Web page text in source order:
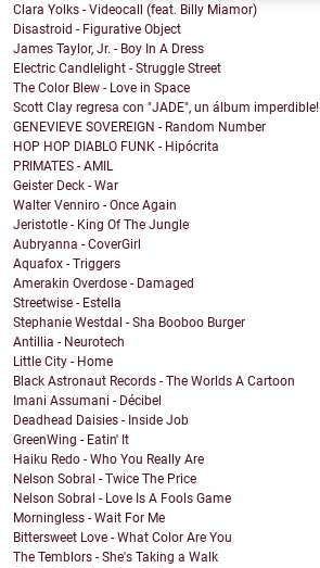
Clara Yolks - Videocall (feat. Billy Miamor)
Disastroid - Figurative Object
James Taylor, Jr. - Boy In A Dress
Electric Candlelight - Struggle Street
The Color Blew - Love in Space
Scott Clay regresa con "JADE", un álbum imperdible!
GENEVIEVE SOVEREIGN - Random Number
HOP HOP DIABLO FUNK - Hipócrita
PRIMATES - AMIL
Geister Deck - War
Walter Venniro - Once Again
Jeristotle - King Of The Jungle
Aubryanna - CoverGirl
Aquafox - Triggers
Amerakin Overdose - Damaged
Streetwise - Estella
Stephanie Westdal - Sha Booboo Burger
Antillia - Neurotech
Little City - Home
Black Astronaut Records - The Worlds A Cartoon
Imani Assumani - Décibel
Deadhead Daisies - Inside Job
GreenWing - Eatin' It
Haiku Redo - Who You Really Are
Nelson Sobral - Twice The Price
Nelson Sobral - Love Is A Fools Game
Morningless - Wait For Me
Bittersweet Love - What Color Are You
The Temblors - She's Taking a Walk